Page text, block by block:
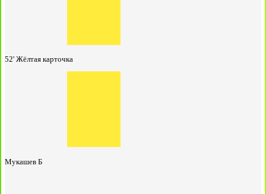
52' Жёлтая карточка
Мукашев Б